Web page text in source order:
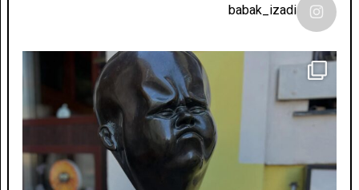
babak_izadi